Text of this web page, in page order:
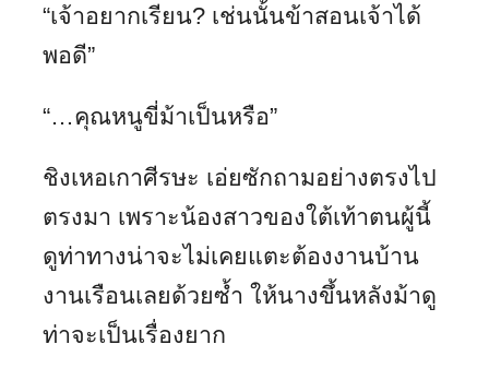
“เจ้าอยากเรียน? เช่นนั้นข้าสอนเจ้าได้
พอดี”
“…คุณหนูขี่ม้าเป็นหรือ”
ชิงเหอเกาศีรษะ เอ่ยซักถามอย่างตรงไป
ตรงมา เพราะน้องสาวของใต้เท้าตนผู้นี้
ดูท่าทางน่าจะไม่เคยแตะต้องงานบ้าน
งานเรือนเลยด้วยซ้ำ ให้นางขึ้นหลังม้าดู
ท่าจะเป็นเรื่องยาก